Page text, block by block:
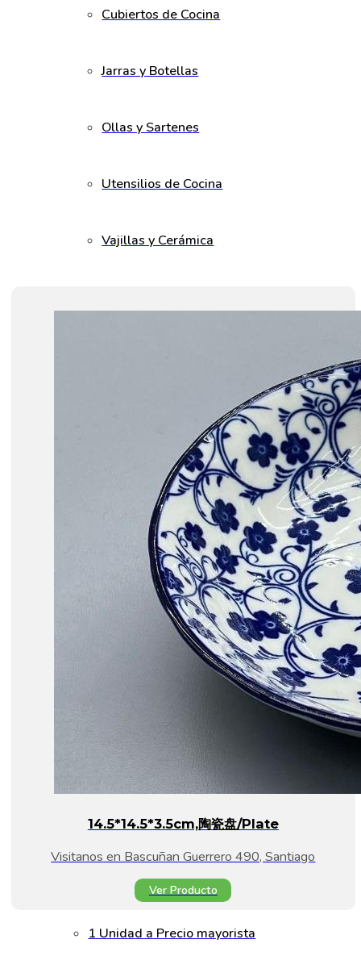
Cubiertos de Cocina
Jarras y Botellas
Ollas y Sartenes
Utensilios de Cocina
Vajillas y Cerámica
14.5*14.5*3.5cm,陶瓷盘/plate
Visitanos en Bascuñan Guerrero 490, Santiago
Ver Producto
1 Unidad a Precio mayorista